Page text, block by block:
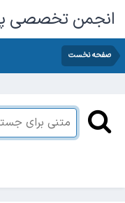
انجمن تخصصی
صفحه نخست